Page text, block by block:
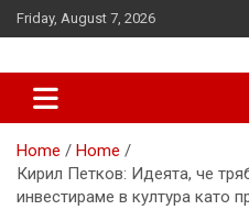
Skip
to
Friday, August 7, 2026
d7-news.com
Home
Home
Кирил Петков: Идеята, че
инвестираме в култура като